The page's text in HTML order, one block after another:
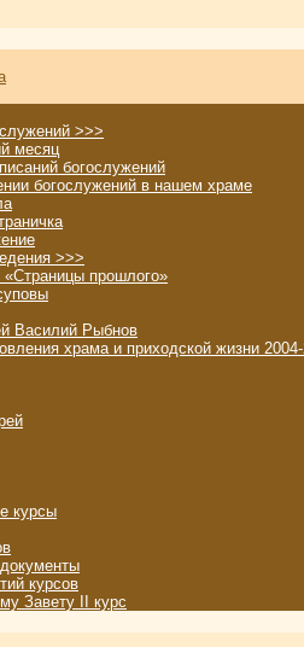
>>>
месяц
богослужений
богослужений в нашем храме
>>>
«Страницы прошлого»
Василий Рыбнов
храма и приходской жизни
курсы
курсов
Завету II курс